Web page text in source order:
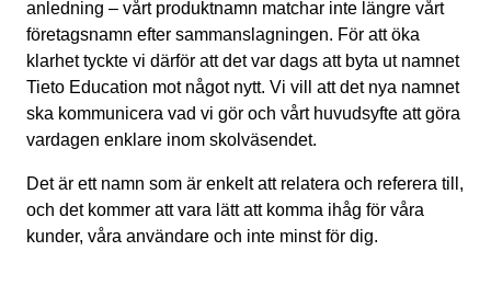
anledning – vårt produktnamn matchar inte längre vårt
företagsnamn efter sammanslagningen. För att öka
klarhet tyckte vi därför att det var dags att byta ut namnet
Tieto Education mot något nytt. Vi vill att det nya namnet
ska kommunicera vad vi gör och vårt huvudsyfte att göra
vardagen enklare inom skolväsendet.
Det är ett namn som är enkelt att relatera och referera till,
och det kommer att vara lätt att komma ihåg för våra
kunder, våra användare och inte minst för dig.